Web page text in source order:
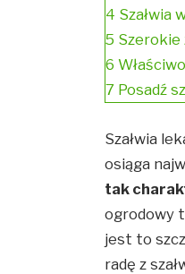
4 Szałwia
5 Szerokie
6
7 Posadź
Szałwia
osiąga
tak
ogrodowy
jest to
radę z